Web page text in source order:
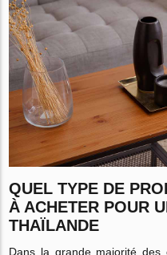
QUEL TYPE DE
À ACHETER POUR
THAÏLANDE
Dans la grande majorité